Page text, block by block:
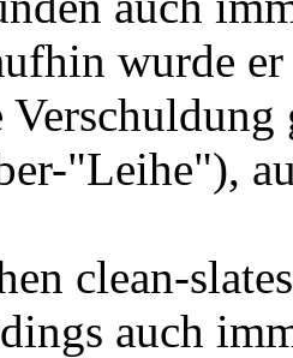
wurde
"Leihe"),
clean-
auch